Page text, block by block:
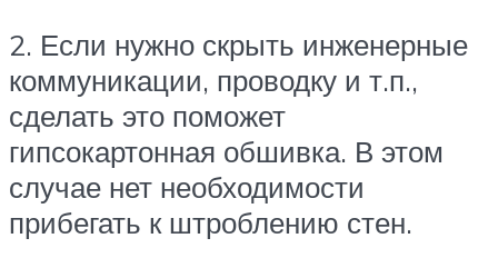
2. Если нужно скрыть инженерные
коммуникации, проводку и т.п.,
сделать это поможет
гипсокартонная обшивка. В этом
случае нет необходимости
прибегать к штроблению стен.